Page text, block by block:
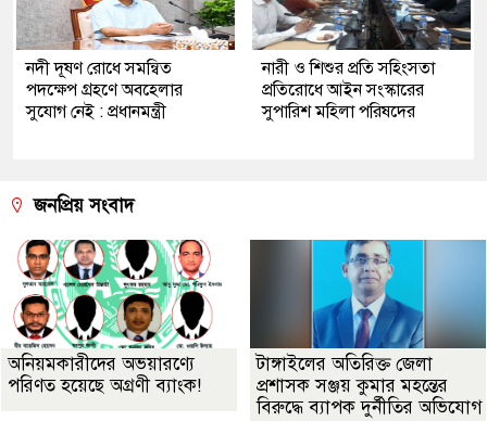
নদী দূষণ রোধে সমন্বিত
পদক্ষেপ গ্রহণে অবহেলার
সুযোগ নেই : প্রধানমন্ত্রী
নারী ও শিশুর প্রতি সহিংসতা
প্রতিরোধে আইন সংস্কারের
সুপারিশ মহিলা পরিষদের
জনপ্রিয় সংবাদ
অনিয়মকারীদের অভয়ারণ্যে
পরিণত হয়েছে অগ্রণী ব্যাংক!
টাঙ্গাইলের অতিরিক্ত জেলা
প্রশাসক সঞ্জয় কুমার মহন্তের
বিরুদ্ধে ব্যাপক দুর্নীতির অভিযোগ